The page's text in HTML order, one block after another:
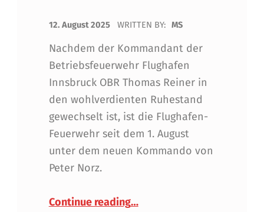
12. August 2025 WRITTEN BY: MS
Nachdem der Kommandant der
Betriebsfeuerwehr Flughafen
Innsbruck OBR Thomas Reiner in
den wohlverdienten Ruhestand
gewechselt ist, ist die Flughafen-
Feuerwehr seit dem 1. August
unter dem neuen Kommando von
Peter Norz.
Continue reading…